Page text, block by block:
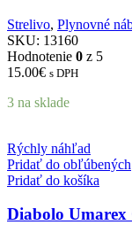
Strelivo, Plynovné
SKU: 13160
Hodnotenie 0 z 5
15.00€ s DPH
3 na sklade
Rýchly náhľad
Pridať do obľúbených
Pridať do košíka
Diabolo Umarex